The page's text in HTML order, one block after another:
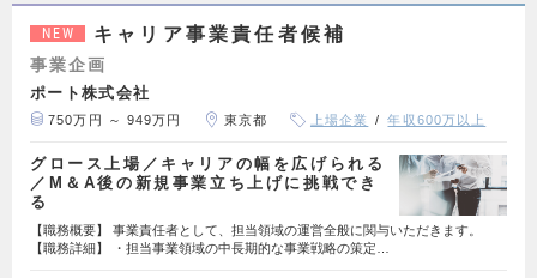
NEW キャリア事業責任者候補
事業企画
ポート株式会社
750万円 ～ 949万円 東京都 上場企業 年収600万以上
グロース上場／キャリアの幅を広げられる
／M＆A後の新規事業立ち上げに挑戦でき
る
【職務概要】 事業責任者として、担当領域の運営全般に関与いただきます。
【職務詳細】 ・担当事業領域の中長期的な事業戦略の策定…